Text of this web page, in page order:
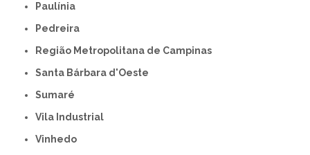
Paulínia
Pedreira
Região Metropolitana de Campinas
Santa Bárbara d'Oeste
Sumaré
Vila Industrial
Vinhedo